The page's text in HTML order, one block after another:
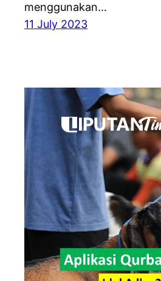
menggunakan…
11 July 2023